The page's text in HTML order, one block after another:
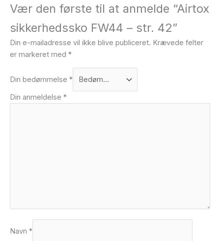
Vær den første til at anmelde “Airtox
sikkerhedssko FW44 – str. 42”
Din e-mailadresse vil ikke blive publiceret. Krævede felter
er markeret med *
Din bedømmelse *
Din anmeldelse *
Navn *